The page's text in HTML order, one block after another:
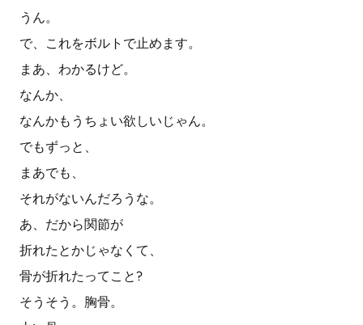
うん。
で、これをボルトで止めます。
まあ、わかるけど。
なんか、
なんかもうちょい欲しいじゃん。
でもずっと、
まあでも、
それがないんだろうな。
あ、だから関節が
折れたとかじゃなくて、
骨が折れたってこと?
そうそう。胸骨。